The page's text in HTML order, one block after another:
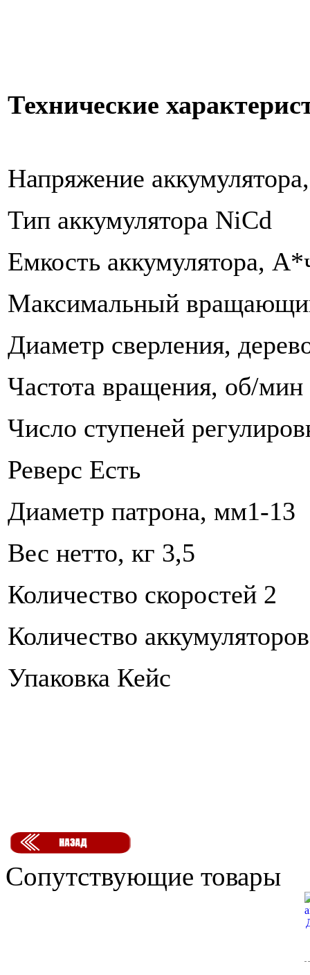
Технические
Напряжение
Тип аккумулятора NiCd
Емкость аккумулятора,
Максимальный
Диаметр сверления,
Частота вращения, об/
Число ступеней
Реверс Есть
Диаметр патрона, мм1-13
Вес нетто, кг 3,5
Количество скоростей 2
Количество
Упаковка Кейс
Сопутствующие товары